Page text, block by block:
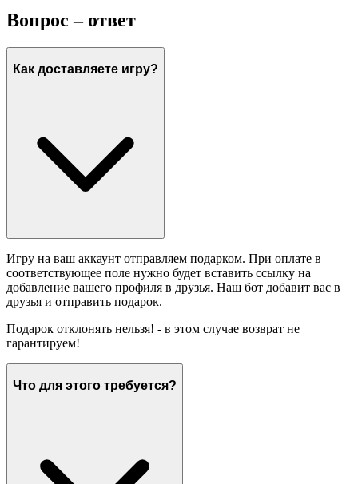
Вопрос – ответ
Как доставляете игру?
Игру на ваш аккаунт отправляем подарком. При оплате в
соответствующее поле нужно будет вставить ссылку на
добавление вашего профиля в друзья. Наш бот добавит вас в
друзья и отправить подарок.
Подарок отклонять нельзя! - в этом случае возврат не
гарантируем!
Что для этого требуется?